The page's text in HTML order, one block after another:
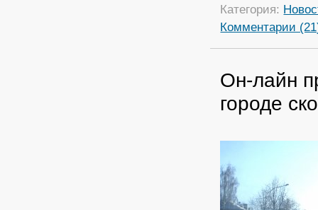
Категория:
Комментарии
Он-лайн
городе